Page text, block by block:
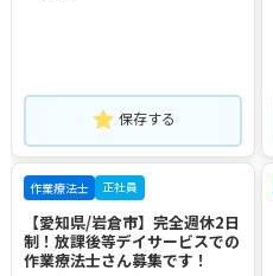
保存する
作業療法士 正社員
【愛知県/岩倉市】完全週休2日
制！放課後等デイサービスでの
作業療法士さん募集です！